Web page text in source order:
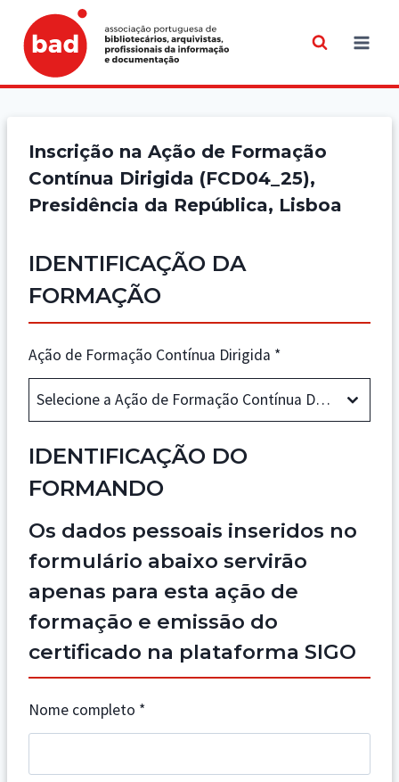
content
Inscrição na Ação de Formação
Contínua Dirigida (FCD04_25),
Presidência da República, Lisboa
IDENTIFICAÇÃO DA
FORMAÇÃO
Ação de Formação Contínua Dirigida *
Selecione a Ação de Formação Contínua Dirigida
IDENTIFICAÇÃO DO
FORMANDO
Os dados pessoais inseridos no
formulário abaixo servirão
apenas para esta ação de
formação e emissão do
certificado na plataforma SIGO
Nome completo *